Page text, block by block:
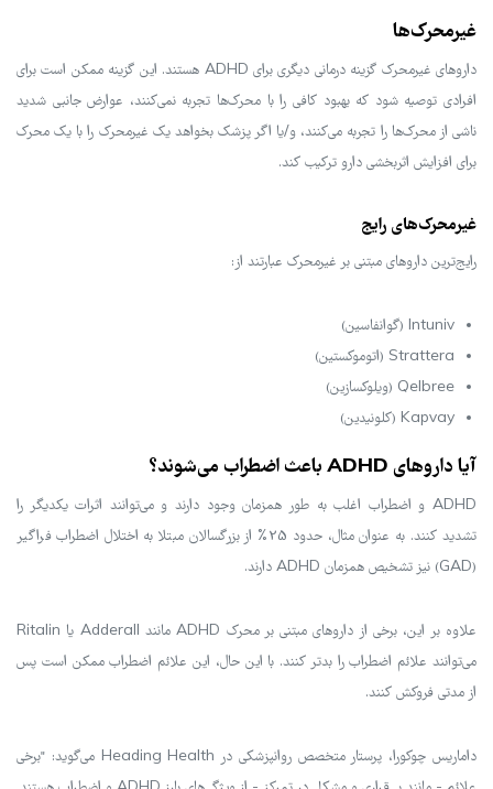
غیرمحرک‌ها
داروهای غیرمحرک گزینه درمانی دیگری برای ADHD هستند. این گزینه ممکن است برای
افرادی توصیه شود که بهبود کافی را با محرک‌ها تجربه نمی‌کنند، عوارض جانبی شدید
ناشی از محرک‌ها را تجربه می‌کنند، و/یا اگر پزشک بخواهد یک غیرمحرک را با یک محرک
برای افزایش اثربخشی دارو ترکیب کند.
غیرمحرک‌های رایج
رایج‌ترین داروهای مبتنی بر غیرمحرک عبارتند از:
Intuniv (گوانفاسین)
Strattera (اتوموکستین)
Qelbree (ویلوکسازین)
Kapvay (کلونیدین)
آیا داروهای ADHD باعث اضطراب می‌شوند؟
ADHD و اضطراب اغلب به طور همزمان وجود دارند و می‌توانند اثرات یکدیگر را
تشدید کنند. به عنوان مثال، حدود 25% از بزرگسالان مبتلا به اختلال اضطراب فراگیر
(GAD) نیز تشخیص همزمان ADHD دارند.
علاوه بر این، برخی از داروهای مبتنی بر محرک ADHD مانند Adderall یا Ritalin
می‌توانند علائم اضطراب را بدتر کنند. با این حال، این علائم اضطراب ممکن است پس
از مدتی فروکش کنند.
داماریس چوکورا، پرستار متخصص روانپزشکی در Heading Health می‌گوید: "برخی